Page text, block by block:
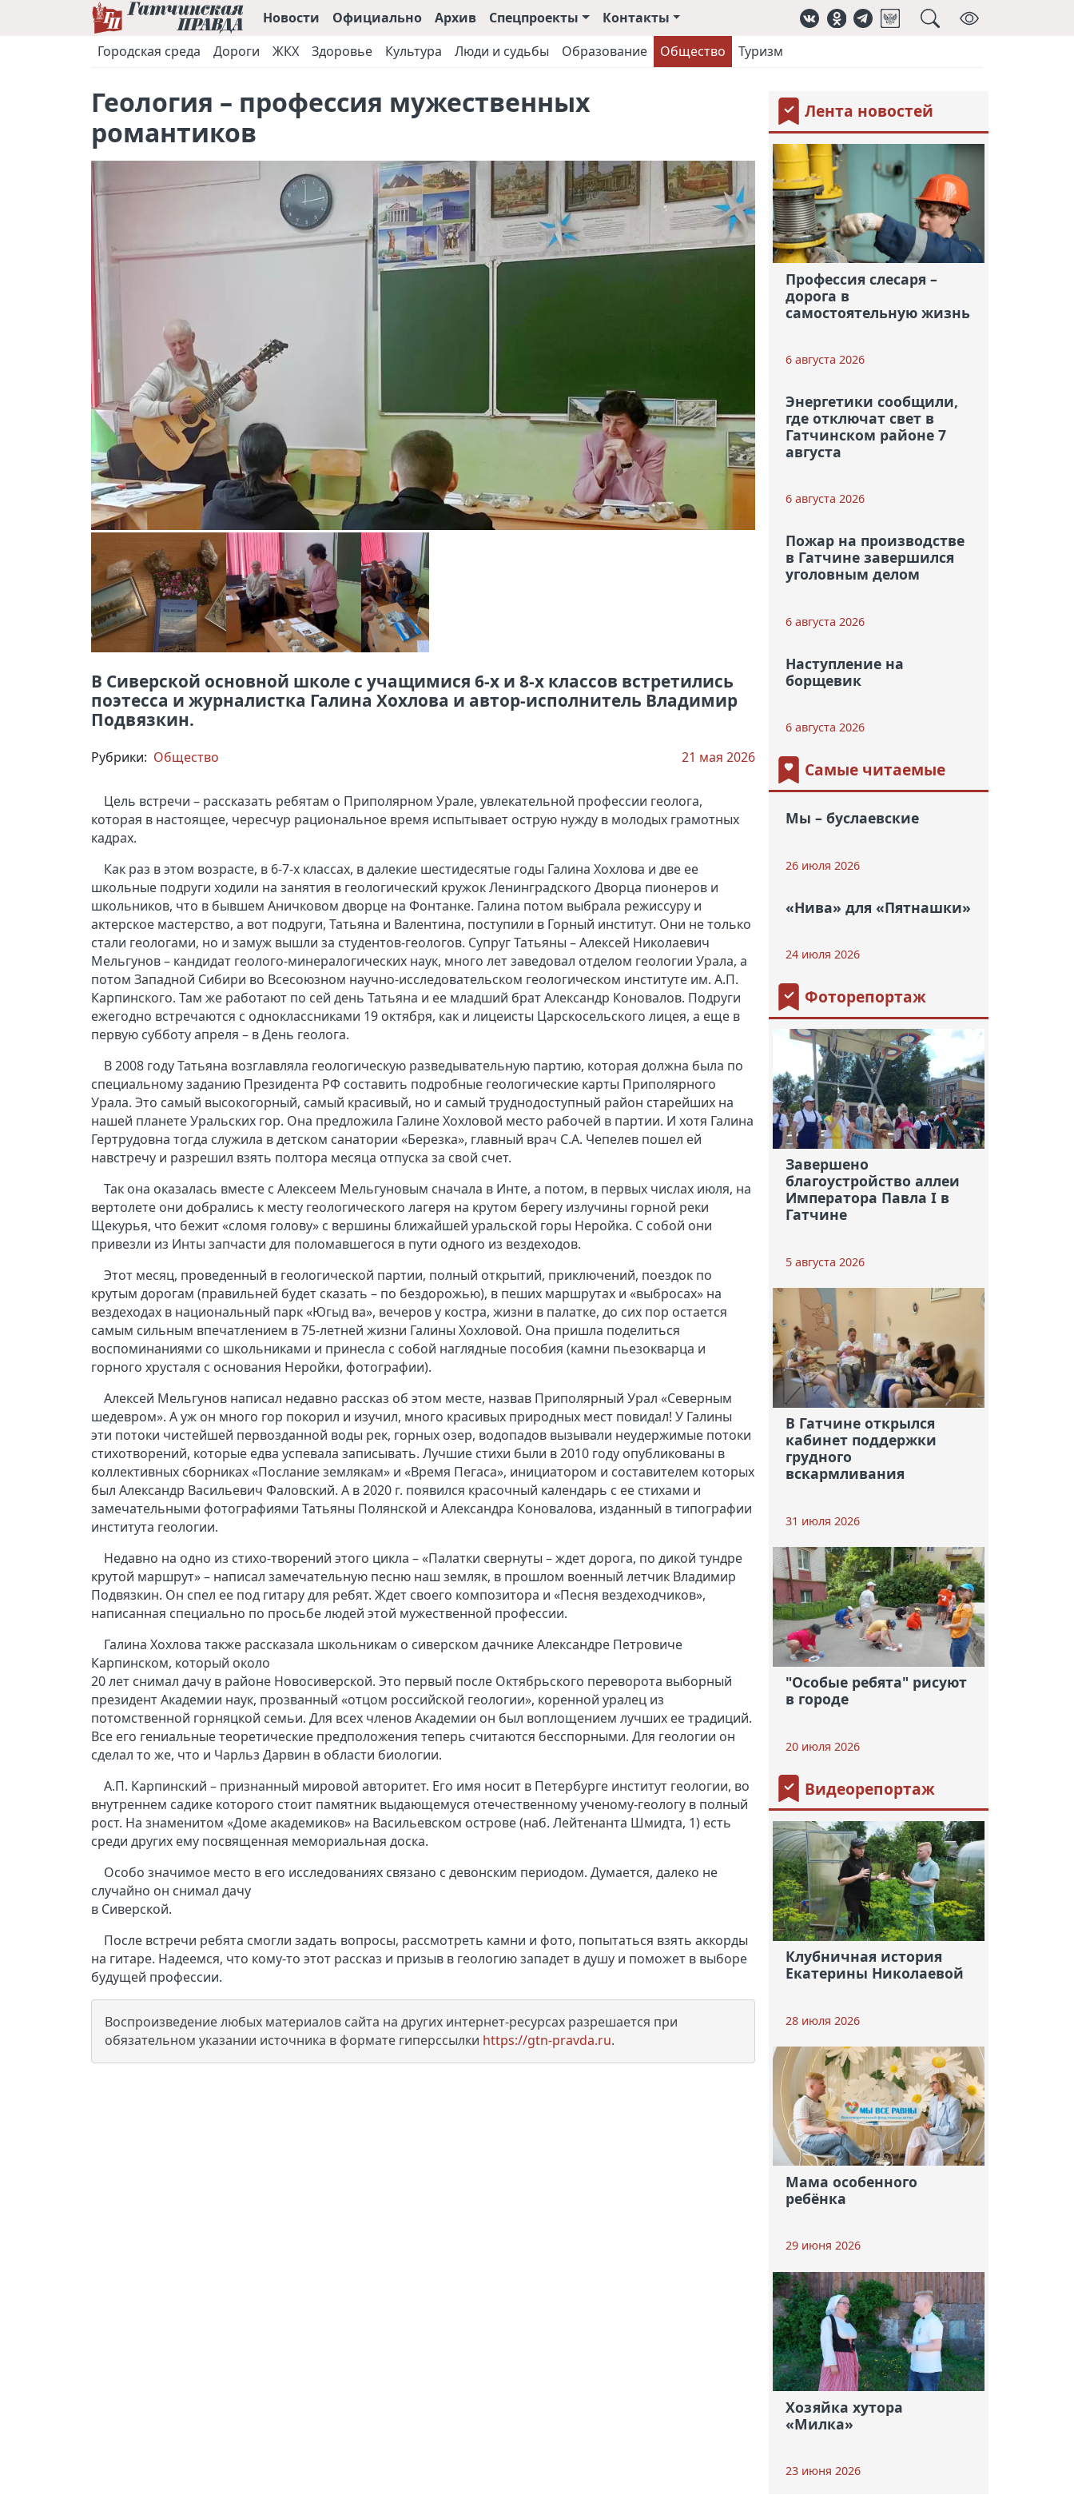
Новости Официально Архив Спецпроекты
Контакты
Городская среда
Дороги ЖКХ Здоровье Культура Люди и судьбы Образование Общество Туризм
Геология – профессия мужественных
романтиков
В Сиверской основной школе с учащимися 6-х и 8-х классов встретились
поэтесса и журналистка Галина Хохлова и автор-исполнитель Владимир
Подвязкин.
Рубрики: Общество 21 мая 2026
Цель встречи – рассказать ребятам о Приполярном Урале, увлекательной профессии геолога,
которая в настоящее, чересчур рациональное время испытывает острую нужду в молодых грамотных
кадрах.
Как раз в этом возрасте, в 6-7-х классах, в далекие шестидесятые годы Галина Хохлова и две ее
школьные подруги ходили на занятия в геологический кружок Ленинградского Дворца пионеров и
школьников, что в бывшем Аничковом дворце на Фонтанке. Галина потом выбрала режиссуру и
актерское мастерство, а вот подруги, Татьяна и Валентина, поступили в Горный институт. Они не только
стали геологами, но и замуж вышли за студентов-геологов. Супруг Татьяны – Алексей Николаевич
Мельгунов – кандидат геолого-минералогических наук, много лет заведовал отделом геологии Урала, а
потом Западной Сибири во Всесоюзном научно-исследовательском геологическом институте им. А.П.
Карпинского. Там же работают по сей день Татьяна и ее младший брат Александр Коновалов. Подруги
ежегодно встречаются с одноклассниками 19 октября, как и лицеисты Царскосельского лицея, а еще в
первую субботу апреля – в День геолога.
В 2008 году Татьяна возглавляла геологическую разведывательную партию, которая должна была по
специальному заданию Президента РФ составить подробные геологические карты Приполярного
Урала. Это самый высокогорный, самый красивый, но и самый труднодоступный район старейших на
нашей планете Уральских гор. Она предложила Галине Хохловой место рабочей в партии. И хотя Галина
Гертрудовна тогда служила в детском санатории «Березка», главный врач С.А. Чепелев пошел ей
навстречу и разрешил взять полтора месяца отпуска за свой счет.
Так она оказалась вместе с Алексеем Мельгуновым сначала в Инте, а потом, в первых числах июля, на
вертолете они добрались к месту геологического лагеря на крутом берегу излучины горной реки
Щекурья, что бежит «сломя голову» с вершины ближайшей уральской горы Неройка. С собой они
привезли из Инты запчасти для поломавшегося в пути одного из вездеходов.
Этот месяц, проведенный в геологической партии, полный открытий, приключений, поездок по
крутым дорогам (правильней будет сказать – по бездорожью), в пеших маршрутах и «выбросах» на
вездеходах в национальный парк «Югыд ва», вечеров у костра, жизни в палатке, до сих пор остается
самым сильным впечатлением в 75-летней жизни Галины Хохловой. Она пришла поделиться
воспоминаниями со школьниками и принесла с собой наглядные пособия (камни пьезокварца и
горного хрусталя с основания Неройки, фотографии).
Алексей Мельгунов написал недавно рассказ об этом месте, назвав Приполярный Урал «Северным
шедевром». А уж он много гор покорил и изучил, много красивых природных мест повидал! У Галины
эти потоки чистейшей первозданной воды рек, горных озер, водопадов вызывали неудержимые потоки
стихотворений, которые едва успевала записывать. Лучшие стихи были в 2010 году опубликованы в
коллективных сборниках «Послание землякам» и «Время Пегаса», инициатором и составителем которых
был Александр Васильевич Фаловский. А в 2020 г. появился красочный календарь с ее стихами и
замечательными фотографиями Татьяны Полянской и Александра Коновалова, изданный в типографии
института геологии.
Недавно на одно из стихо-творений этого цикла – «Палатки свернуты – ждет дорога, по дикой тундре
крутой маршрут» – написал замечательную песню наш земляк, в прошлом военный летчик Владимир
Подвязкин. Он спел ее под гитару для ребят. Ждет своего композитора и «Песня вездеходчиков»,
написанная специально по просьбе людей этой мужественной профессии.
Галина Хохлова также рассказала школьникам о сиверском дачнике Александре Петровиче
Карпинском, который около
20 лет снимал дачу в районе Новосиверской. Это первый после Октябрьского переворота выборный
президент Академии наук, прозванный «отцом российской геологии», коренной уралец из
потомственной горняцкой семьи. Для всех членов Академии он был воплощением лучших ее традиций.
Все его гениальные теоретические предположения теперь считаются бесспорными. Для геологии он
сделал то же, что и Чарльз Дарвин в области биологии.
А.П. Карпинский – признанный мировой авторитет. Его имя носит в Петербурге институт геологии, во
внутреннем садике которого стоит памятник выдающемуся отечественному ученому-геологу в полный
рост. На знаменитом «Доме академиков» на Васильевском острове (наб. Лейтенанта Шмидта, 1) есть
среди других ему посвященная мемориальная доска.
Особо значимое место в его исследованиях связано с девонским периодом. Думается, далеко не
случайно он снимал дачу
в Сиверской.
После встречи ребята смогли задать вопросы, рассмотреть камни и фото, попытаться взять аккорды
на гитаре. Надеемся, что кому-то этот рассказ и призыв в геологию западет в душу и поможет в выборе
будущей профессии.
Воспроизведение любых материалов сайта на других интернет-ресурсах разрешается при
обязательном указании источника в формате гиперссылки https://gtn-pravda.ru.
Лента новостей
Профессия слесаря –
дорога в
самостоятельную жизнь
6 августа 2026
Энергетики сообщили,
где отключат свет в
Гатчинском районе 7
августа
6 августа 2026
Пожар на производстве
в Гатчине завершился
уголовным делом
6 августа 2026
Наступление на
борщевик
6 августа 2026
Самые читаемые
Мы – буслаевские
26 июля 2026
«Нива» для «Пятнашки»
24 июля 2026
Фоторепортаж
Завершено
благоустройство аллеи
Императора Павла I в
Гатчине
5 августа 2026
В Гатчине открылся
кабинет поддержки
грудного
вскармливания
31 июля 2026
"Особые ребята" рисуют
в городе
20 июля 2026
Видеорепортаж
Клубничная история
Екатерины Николаевой
28 июля 2026
Мама особенного
ребёнка
29 июня 2026
Хозяйка хутора
«Милка»
23 июня 2026